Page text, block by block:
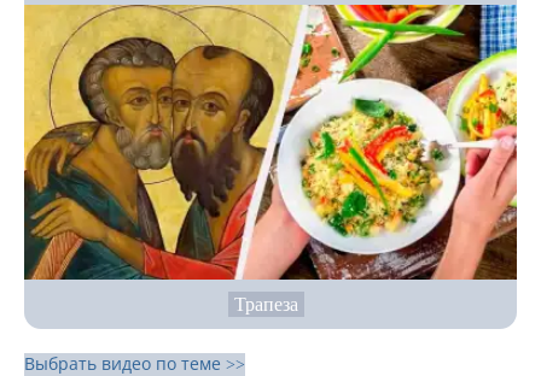
Трапеза
Выбрать видео по теме >>